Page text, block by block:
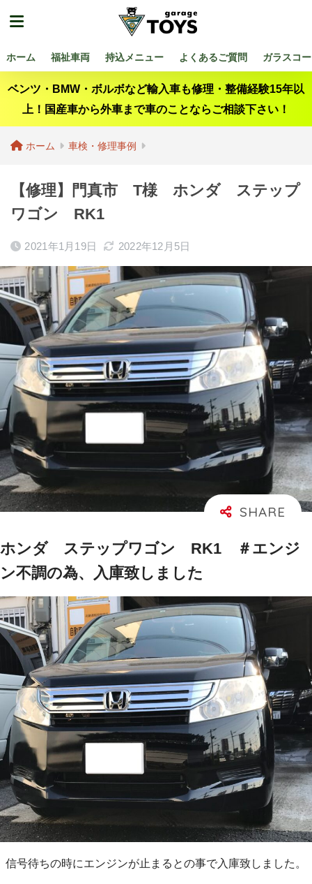
ホーム 福祉車両 持込メニュー よくあるご質問 ガラスコ
ベンツ・BMW・ボルボなど輸入車も修理・整備経験15年以
上！国産車から外車まで車のことならご相談下さい！
ホーム 車検・修理事例
【修理】門真市 T様 ホンダ ステップ
ワゴン RK1
2021年1月19日 2022年12月5日
ホンダ ステップワゴン RK1 ＃エンジ
ン不調の為、入庫致しました
信号待ちの時にエンジンが止まるとの事で入庫致しました。